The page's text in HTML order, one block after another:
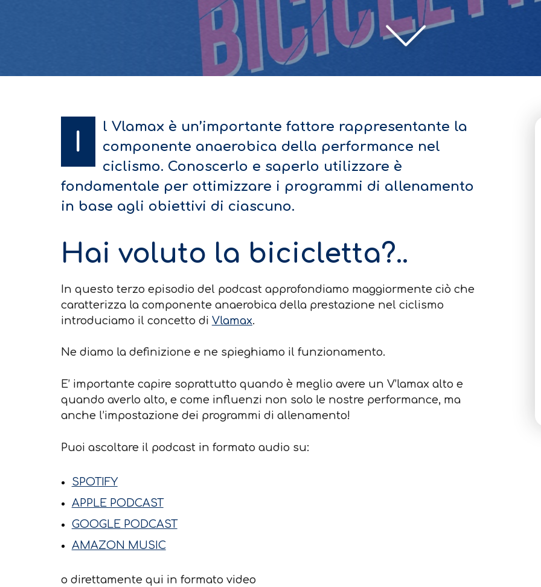
I
l Vlamax è un’importante fattore rappresentante la
componente anaerobica della performance nel
ciclismo. Conoscerlo e saperlo utilizzare è
fondamentale per ottimizzare i programmi di allenamento
in base agli obiettivi di ciascuno.
Hai voluto la bicicletta?..
In questo terzo episodio del podcast approfondiamo maggiormente ciò che
caratterizza la componente anaerobica della prestazione nel ciclismo
introduciamo il concetto di Vlamax.
Ne diamo la definizione e ne spieghiamo il funzionamento.
E’ importante capire soprattutto quando è meglio avere un V’lamax alto e
quando averlo alto, e come influenzi non solo le nostre performance, ma
anche l’impostazione dei programmi di allenamento!
Puoi ascoltare il podcast in formato audio su:
SPOTIFY
APPLE PODCAST
GOOGLE PODCAST
AMAZON MUSIC
o direttamente qui in formato video